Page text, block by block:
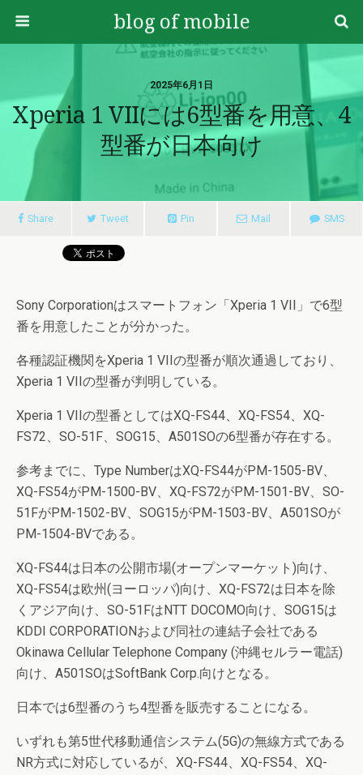
blog of mobile
2025年6月1日
Xperia 1 VIIには6型番を用意、4
型番が日本向け
Share Tweet Pin Mail SMS
Sony Corporationはスマートフォン「Xperia 1 VII」で6型
番を用意したことが分かった。
各種認証機関をXperia 1 VIIの型番が順次通過しており、
Xperia 1 VIIの型番が判明している。
Xperia 1 VIIの型番としてはXQ-FS44、XQ-FS54、XQ-
FS72、SO-51F、SOG15、A501SOの6型番が存在する。
参考までに、Type NumberはXQ-FS44がPM-1505-BV、
XQ-FS54がPM-1500-BV、XQ-FS72がPM-1501-BV、SO-
51FがPM-1502-BV、SOG15がPM-1503-BV、A501SOが
PM-1504-BVである。
XQ-FS44は日本の公開市場(オープンマーケット)向け、
XQ-FS54は欧州(ヨーロッパ)向け、XQ-FS72は日本を除
くアジア向け、SO-51FはNTT DOCOMO向け、SOG15は
KDDI CORPORATIONおよび同社の連結子会社である
Okinawa Cellular Telephone Company (沖縄セルラー電話)
向け、A501SOはSoftBank Corp.向けとなる。
日本では6型番のうち4型番を販売することになる。
いずれも第5世代移動通信システム(5G)の無線方式である
NR方式に対応しているが、XQ-FS44、XQ-FS54、XQ-